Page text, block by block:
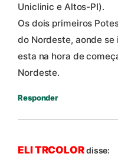
Uniclinic e Altos-PI).
Os dois primeiros
do Nordeste, aonde se
esta na hora de
Nordeste.
Responder
ELI TRCOLORdisse: